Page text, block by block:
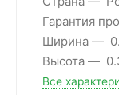
Гарантия
Ширина
Высота
Все